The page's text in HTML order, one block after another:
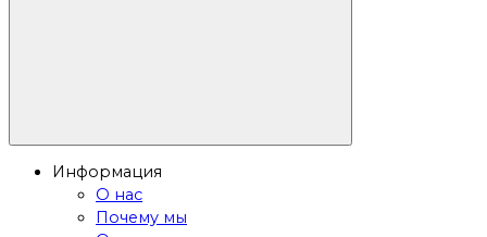
Информация
О нас
Почему мы